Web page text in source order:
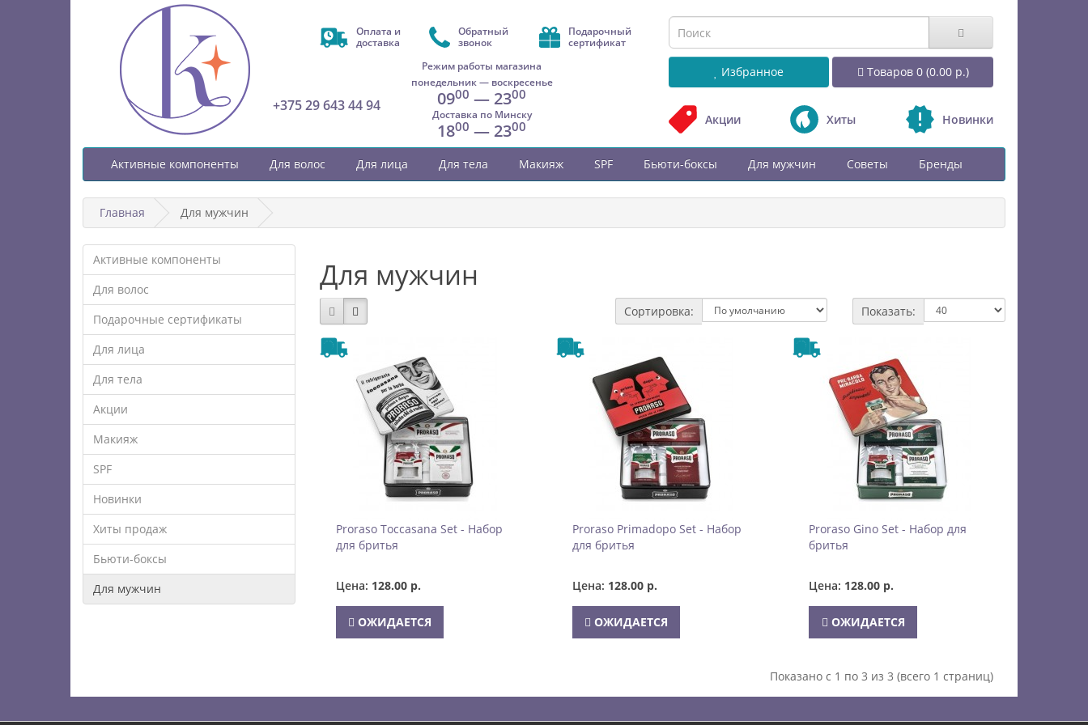
+375 29 643 44 94
Оплата и
доставка
Обратный
звонок
Подарочный
сертификат
Режим работы магазина
понедельник — воскресенье
0900 — 2300
Доставка по Минску
1800 — 2300
Избранное Товаров 0 (0.00 р.)
Акции Хиты Новинки
Активные компоненты Для волос Для лица Для тела Макияж SPF Бьюти-боксы Для мужчин Советы Бренды
Главная Для мужчин
Активные компоненты
Для волос
Подарочные сертификаты
Для лица
Для тела
Акции
Макияж
SPF
Новинки
Хиты продаж
Бьюти-боксы
Для мужчин
Для мужчин
Сортировка: Показать:
Proraso Toccasana Set - Набор
для бритья
Цена: 128.00 р.
ОЖИДАЕТСЯ
Proraso Primadopo Set - Набор
для бритья
Цена: 128.00 р.
ОЖИДАЕТСЯ
Proraso Gino Set - Набор для
бритья
Цена: 128.00 р.
ОЖИДАЕТСЯ
Показано с 1 по 3 из 3 (всего 1 страниц)